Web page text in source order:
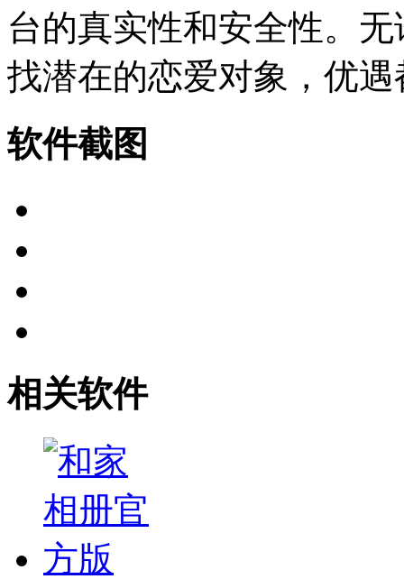
台的真实性和安全性。
找潜在的恋爱对象，优
软件截图
相关软件